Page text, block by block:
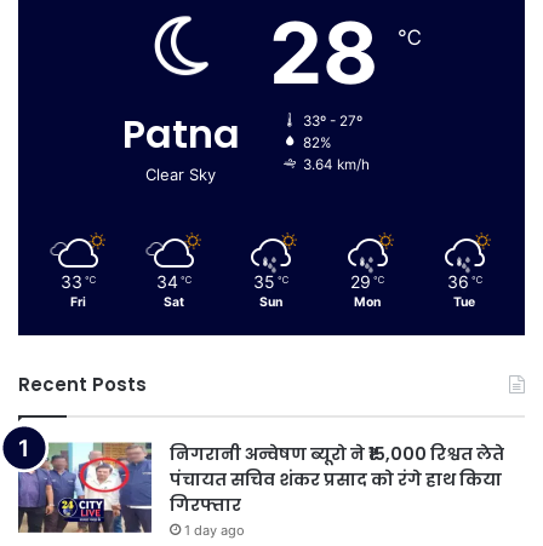
Patna
Clear Sky
28 ℃
33º - 27º
82%
3.64 km/h
33 ℃
Fri
34 ℃
Sat
35 ℃
Sun
29 ℃
Mon
36 ℃
Tue
Recent Posts
निगरानी अन्वेषण ब्यूरो ने ₹15,000 रिश्वत लेते
पंचायत सचिव शंकर प्रसाद को रंगे हाथ किया
गिरफ्तार
1 day ago